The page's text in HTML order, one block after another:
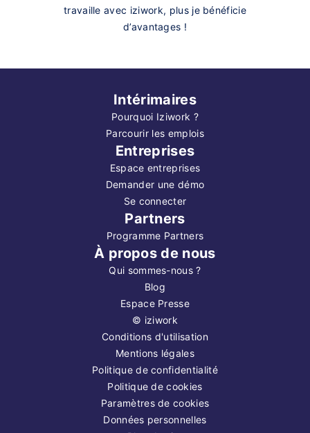
travaille avec iziwork, plus je bénéficie
d’avantages !
Intérimaires
Pourquoi Iziwork ?
Parcourir les emplois
Entreprises
Espace entreprises
Demander une démo
Se connecter
Partners
Programme Partners
À propos de nous
Qui sommes-nous ?
Blog
Espace Presse
© iziwork
Conditions d'utilisation
Mentions légales
Politique de confidentialité
Politique de cookies
Paramètres de cookies
Données personnelles